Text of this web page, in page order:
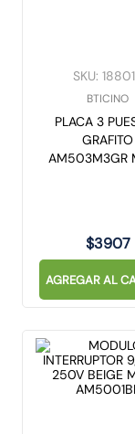
SKU:
BTICINO
PLACA 3
GRAFITO
AM503M3GR
$3907
AGREGAR AL